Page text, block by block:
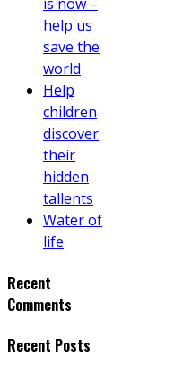
help us
save the
world
Help
children
discover
their
hidden
tallents
Water of
life
Recent
Comments
Recent Posts